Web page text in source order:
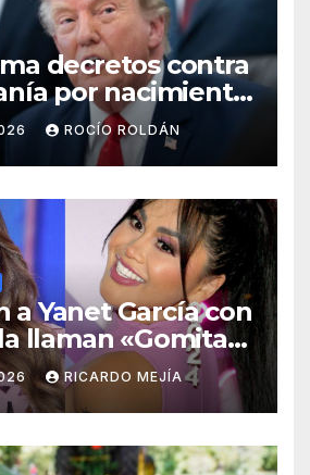
decretos contra
por nacimiento
de maternidad’
ROCÍO ROLDÁN
a Yanet García con
llaman «Gomita
RICARDO MEJÍA